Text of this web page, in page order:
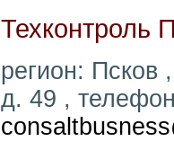
Техконтроль
регион: Псков
д. 49 ,